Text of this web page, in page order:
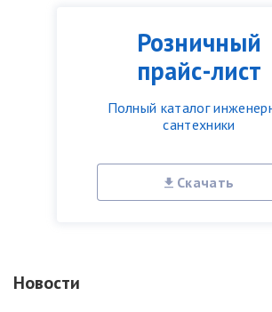
Розничный
прайс-лист
Полный каталог
сантехники
Скачать
Новости